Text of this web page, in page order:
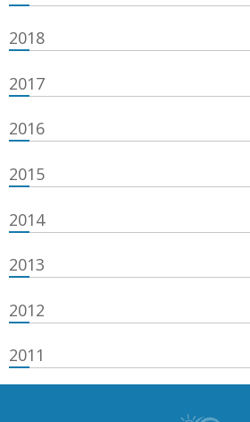
2018
2017
2016
2015
2014
2013
2012
2011